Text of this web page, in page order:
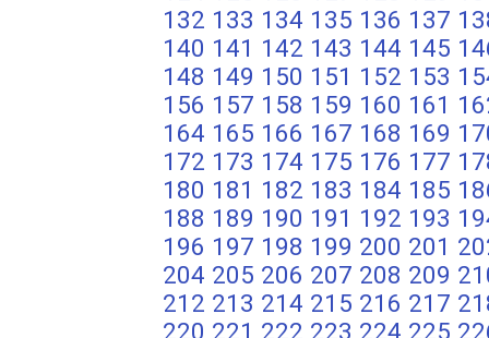
132 133 134 135 136 137
140 141 142 143 144 145
148 149 150 151 152 153
156 157 158 159 160 161
164 165 166 167 168 169
172 173 174 175 176 177
180 181 182 183 184 185
188 189 190 191 192 193
196 197 198 199 200 201
204 205 206 207 208 209
212 213 214 215 216 217
220 221 222 223 224 225